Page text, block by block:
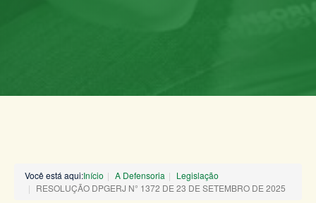
Você está aqui:Início A Defensoria
Legislação
RESOLUÇÃO DPGERJ N° 1372 DE 23 DE SETEMBRO DE 2025